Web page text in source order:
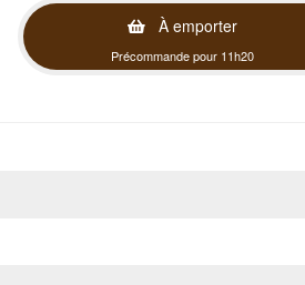
À emporter
Précommande pour 11h20